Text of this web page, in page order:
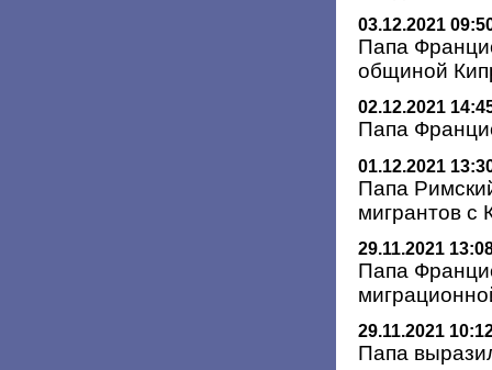
03.12.2021
Папа
общиной
02.12.2021
Папа
01.12.2021
Папа
мигрантов с
29.11.2021
Папа
29.11.2021
Папа